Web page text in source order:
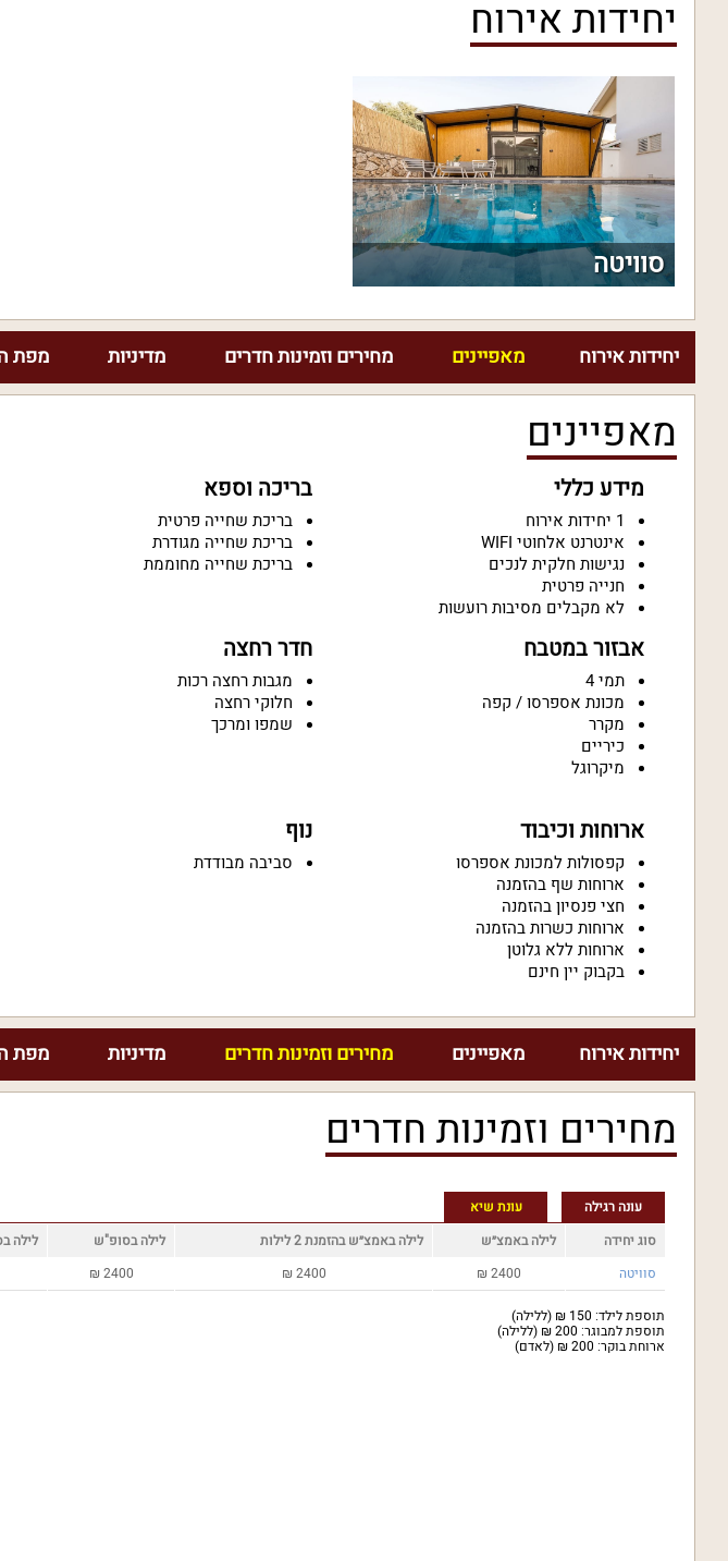
יחידות אירוח
סוויטה
יחידות אירוח מאפיינים מחירים וזמינות חדרים מדיניות מפת
מאפיינים
מידע כללי
1 יחידות אירוח
אינטרנט אלחוטי WIFI
נגישות חלקית לנכים
חנייה פרטית
לא מקבלים מסיבות רועשות
בריכה וספא
בריכת שחייה פרטית
בריכת שחייה מגודרת
בריכת שחייה מחוממת
אבזור במטבח
תמי 4
מכונת אספרסו / קפה
מקרר
כיריים
מיקרוגל
חדר רחצה
מגבות רחצה רכות
חלוקי רחצה
שמפו ומרכך
ארוחות וכיבוד
קפסולות למכונת אספרסו
ארוחות שף בהזמנה
חצי פנסיון בהזמנה
ארוחות כשרות בהזמנה
ארוחות ללא גלוטן
בקבוק יין חינם
נוף
סביבה מבודדת
יחידות אירוח מאפיינים מחירים וזמינות חדרים מדיניות מפת
מחירים וזמינות חדרים
עונה רגילה עונת שיא
סוג יחידה
לילה באמצ״ש לילה באמצ״ש בהזמנת 2 לילות לילה בסופ"ש
לילה
סוויטה
2400
₪
2400
₪
2400
₪
תוספת לילד: 150 ₪ (ללילה)
תוספת למבוגר: 200 ₪ (ללילה)
ארוחת בוקר: 200 ₪ (לאדם)